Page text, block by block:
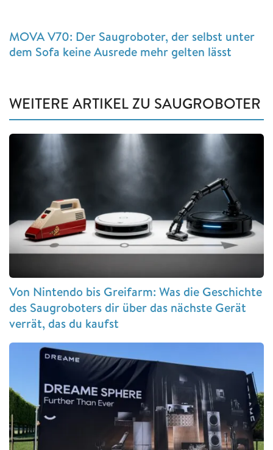
MOVA V70: Der Saugroboter, der selbst unter
dem Sofa keine Ausrede mehr gelten lässt
WEITERE ARTIKEL ZU SAUGROBOTER
Von Nintendo bis Greifarm: Was die Geschichte
des Saugroboters dir über das nächste Gerät
verrät, das du kaufst